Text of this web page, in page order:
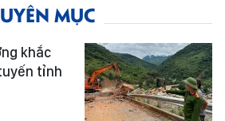
MỤC
khắc
tỉnh